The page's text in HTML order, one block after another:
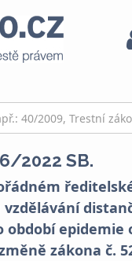
2022 SB.
období epidemie
zákona č.